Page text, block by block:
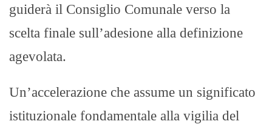
guiderà il Consiglio Comunale verso la
scelta finale sull’adesione alla definizione
agevolata.
Un’accelerazione che assume un significato
istituzionale fondamentale alla vigilia del